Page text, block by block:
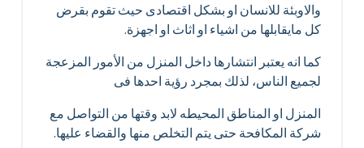
والاوبئة للانسان او بشكل اقتصادى حيث تقوم بقرض
كل مايقابلها من اشياء او اثاث او اجهزة.
كما انه يعتبر انتشارها داخل المنزل من الأمور المزعجة
لجميع الناس، لذلك بمجرد رؤية احدها فى
المنزل او المناطق المحيطه لابد وقتها من التواصل مع
شركة المكافحة حتى يتم التخلص منها والقضاء عليها.